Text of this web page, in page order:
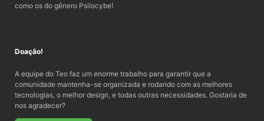
como os do gênero Psilocybe!
Doação!
A equipe do Teo faz um enorme trabalho para garantir que a
comunidade mantenha-se organizada e rodando com as melhores
tecnologias, o melhor design, e todas outras necessidades. Gostaria de
nos agradecer?